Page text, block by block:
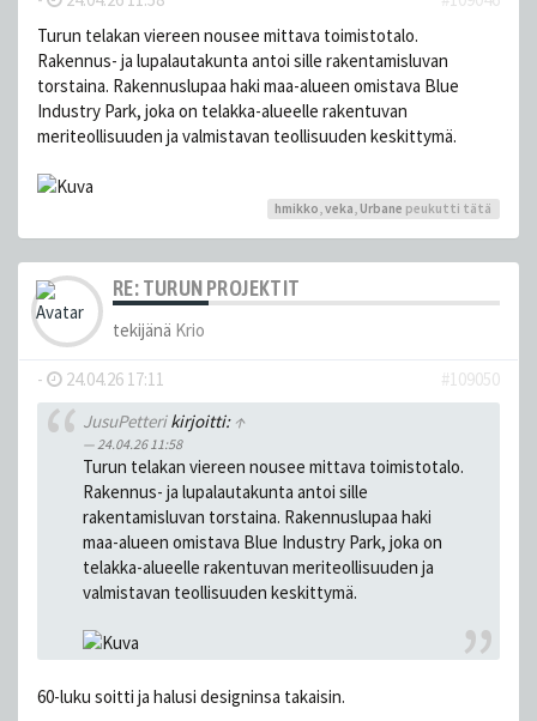
Turun telakan viereen nousee mittava toimistotalo.
Rakennus- ja lupalautakunta antoi sille rakentamisluvan
torstaina. Rakennuslupaa haki maa-alueen omistava Blue
Industry Park, joka on telakka-alueelle rakentuvan
meriteollisuuden ja valmistavan teollisuuden keskittymä.
hmikko ,veka Urbane peukutti tätä
RE: TURUN PROJEKTIT
tekijänä Krio
- 24.04.26 17:11
#109050
JusuPetterikirjoitti: ↑
24.04.26 11:58
Turun telakan viereen nousee mittava toimistotalo.
Rakennus- ja lupalautakunta antoi sille
rakentamisluvan torstaina. Rakennuslupaa haki
maa-alueen omistava Blue Industry Park, joka on
telakka-alueelle rakentuvan meriteollisuuden ja
valmistavan teollisuuden keskittymä.
60-luku soitti ja halusi designinsa takaisin.